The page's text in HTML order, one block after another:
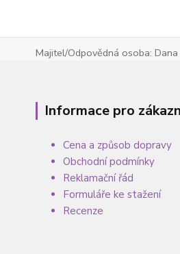
Majitel/Odpovědná osoba:
Informace pro
Cena a způsob dopravy
Obchodní podmínky
Reklamační řád
Formuláře ke stažení
Recenze